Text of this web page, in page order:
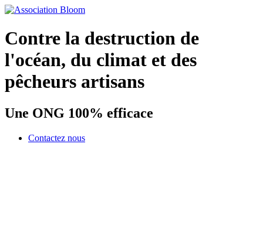
Contre la destruction de
l'océan, du climat et des
pêcheurs artisans
Une ONG 100% efficace
Contactez nous